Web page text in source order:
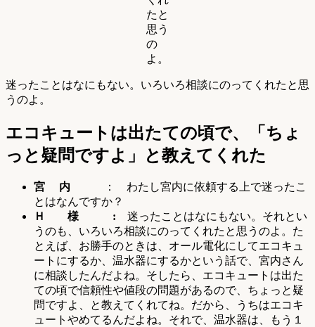
たと
思う
の
よ。
迷ったことはなにもない。いろいろ相談にのってくれたと思
うのよ。
エコキュートは出たての頃で、「ちょ
っと疑問ですよ」と教えてくれた
宮 内 ： わたし宮内に依頼する上で迷ったこ
とはなんですか？
Ｈ 様 : 迷ったことはなにもない。それとい
うのも、いろいろ相談にのってくれたと思うのよ。た
とえば、お勝手のときは、オール電化にしてエコキュ
ートにするか、温水器にするかという話で、宮内さん
に相談したんだよね。そしたら、エコキュートは出た
ての頃で信頼性や値段の問題があるので、ちょっと疑
問ですよ、と教えてくれてね。だから、うちはエコキ
ュートやめてるんだよね。それで、温水器は、もう１